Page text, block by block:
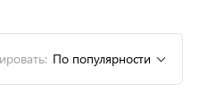
По популярности